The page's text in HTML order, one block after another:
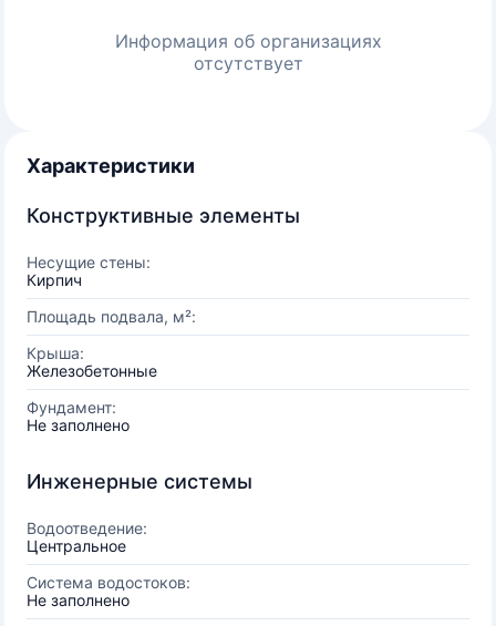
Информация об организациях
отсутствует
Характеристики
Конструктивные элементы
Несущие стены:
Кирпич
Площадь подвала, м²:
Крыша:
Железобетонные
Фундамент:
Не заполнено
Инженерные системы
Водоотведение:
Центральное
Система водостоков:
Не заполнено